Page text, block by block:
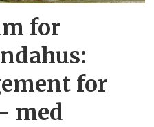
for
for
med